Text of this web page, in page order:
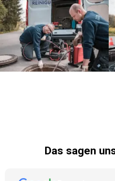
Das sagen